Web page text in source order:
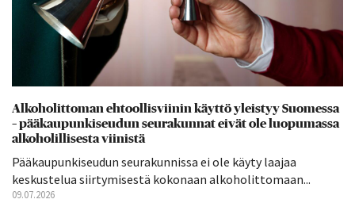
Alkoholittoman ehtoollisviinin käyttö yleistyy Suomessa
– pääkaupunkiseudun seurakunnat eivät ole luopumassa
alkoholillisesta viinistä
Pääkaupunkiseudun seurakunnissa ei ole käyty laajaa
keskustelua siirtymisestä kokonaan alkoholittomaan...
09.07.2026